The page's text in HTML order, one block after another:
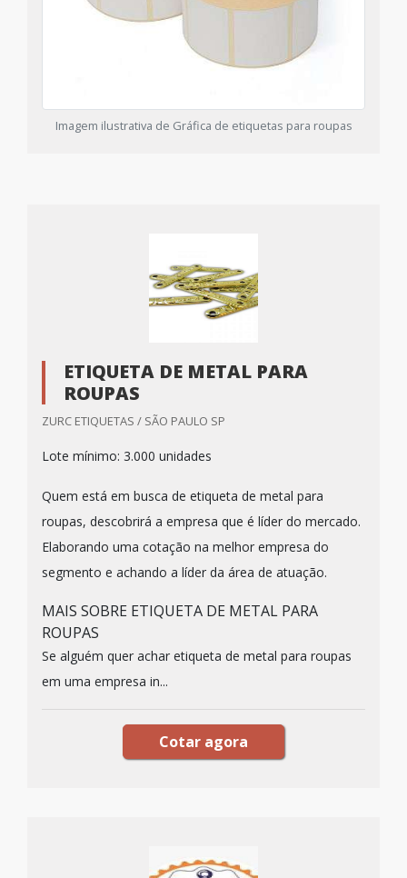
Imagem ilustrativa de Gráfica de etiquetas para roupas
ETIQUETA DE METAL PARA
ROUPAS
ZURC ETIQUETAS / SÃO PAULO SP
Lote mínimo: 3.000 unidades
Quem está em busca de etiqueta de metal para
roupas, descobrirá a empresa que é líder do mercado.
Elaborando uma cotação na melhor empresa do
segmento e achando a líder da área de atuação.
MAIS SOBRE ETIQUETA DE METAL PARA
ROUPAS
Se alguém quer achar etiqueta de metal para roupas
em uma empresa in...
Cotar agora